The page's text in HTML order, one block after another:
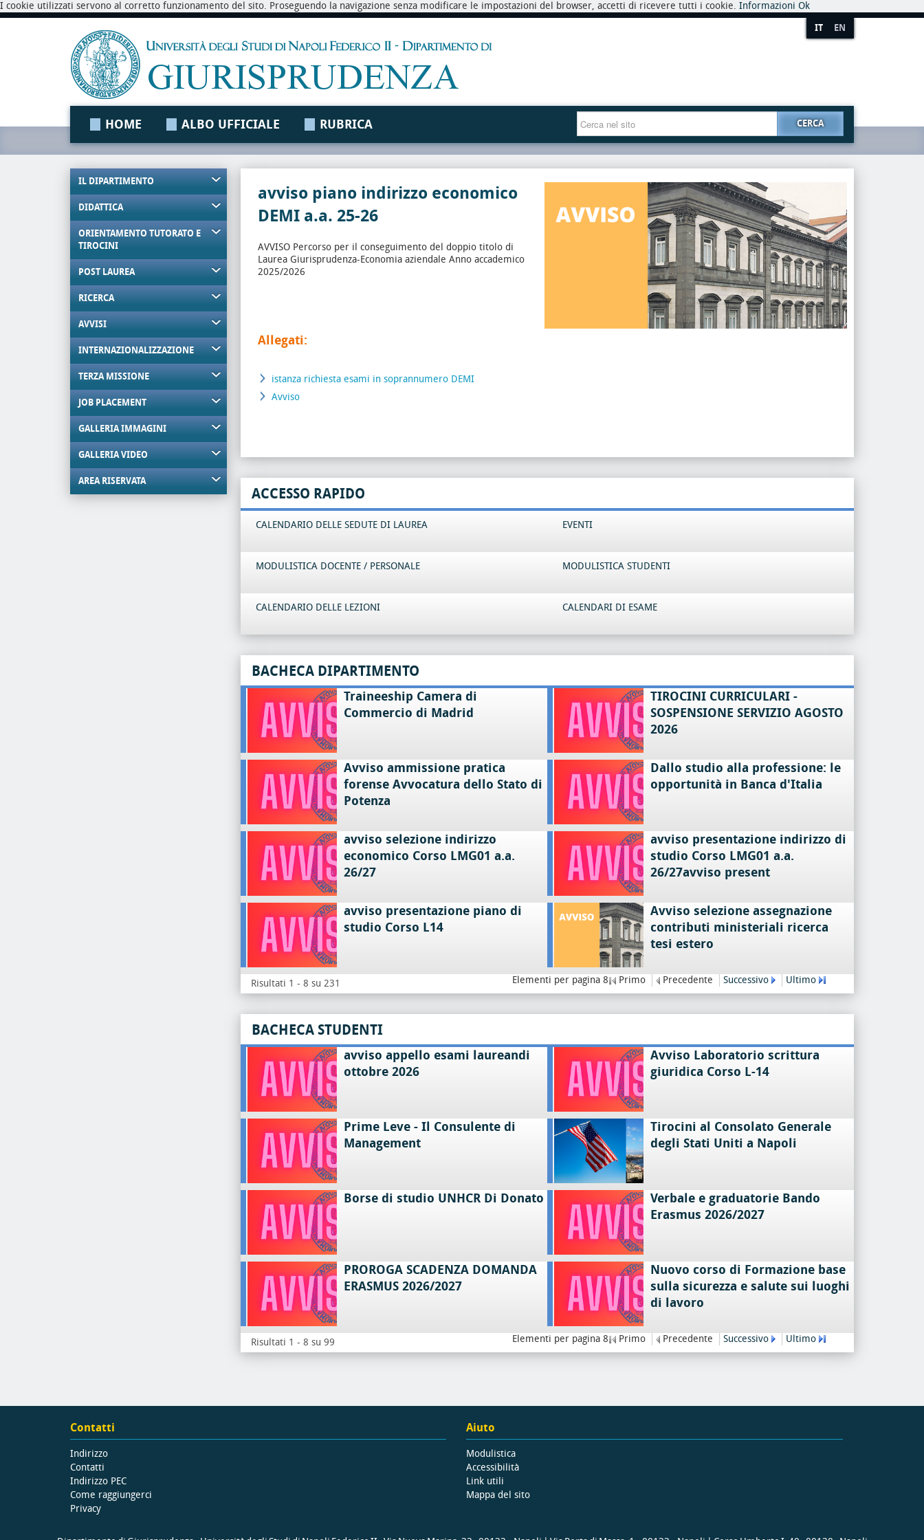
I cookie utilizzati servono al corretto funzionamento del sito. Proseguendo la navigazione senza modificare le impostazioni del browser, accetti di ricevere tutti i cookie. Informazioni Ok
IT EN
HOME ALBO UFFICIALE RUBRICA CERCA
IL DIPARTIMENTO
DIDATTICA
ORIENTAMENTO TUTORATO E
TIROCINI
POST LAUREA
RICERCA
AVVISI
INTERNAZIONALIZZAZIONE
TERZA MISSIONE
JOB PLACEMENT
GALLERIA IMMAGINI
GALLERIA VIDEO
AREA RISERVATA
avviso piano indirizzo economico
DEMI a.a. 25-26
AVVISO Percorso per il conseguimento del doppio titolo di
Laurea Giurisprudenza-Economia aziendale Anno accademico
2025/2026
Allegati:
istanza richiesta esami in soprannumero DEMI
Avviso
ACCESSO RAPIDO
CALENDARIO DELLE SEDUTE DI LAUREA EVENTI
MODULISTICA DOCENTE / PERSONALE MODULISTICA STUDENTI
CALENDARIO DELLE LEZIONI CALENDARI DI ESAME
BACHECA DIPARTIMENTO
Traineeship Camera di
Commercio di Madrid
TIROCINI CURRICULARI -
SOSPENSIONE SERVIZIO AGOSTO
2026
Avviso ammissione pratica
forense Avvocatura dello Stato di
Potenza
Dallo studio alla professione: le
opportunità in Banca d'Italia
avviso selezione indirizzo
economico Corso LMG01 a.a.
26/27
avviso presentazione indirizzo di
studio Corso LMG01 a.a.
26/27avviso present
avviso presentazione piano di
studio Corso L14
Avviso selezione assegnazione
contributi ministeriali ricerca
tesi estero
Risultati 1 - 8 su 231 Elementi per pagina 8 Primo Precedente Successivo Ultimo
BACHECA STUDENTI
avviso appello esami laureandi
ottobre 2026
Avviso Laboratorio scrittura
giuridica Corso L-14
Prime Leve - Il Consulente di
Management
Tirocini al Consolato Generale
degli Stati Uniti a Napoli
Borse di studio UNHCR Di Donato
Verbale e graduatorie Bando
Erasmus 2026/2027
PROROGA SCADENZA DOMANDA
ERASMUS 2026/2027
Nuovo corso di Formazione base
sulla sicurezza e salute sui luoghi
di lavoro
Risultati 1 - 8 su 99 Elementi per pagina 8 Primo Precedente Successivo Ultimo
Contatti
Indirizzo
Contatti
Indirizzo PEC
Come raggiungerci
Privacy
Aiuto
Modulistica
Accessibilità
Link utili
Mappa del sito